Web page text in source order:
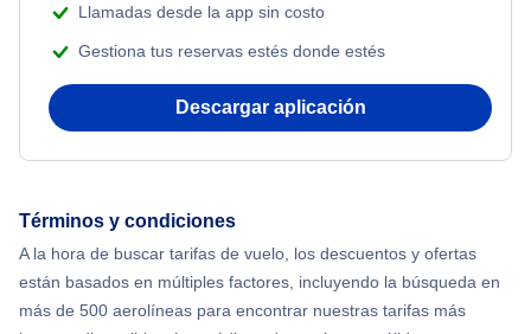
Llamadas desde la app sin costo
Gestiona tus reservas estés donde estés
Descargar aplicación
Términos y condiciones
A la hora de buscar tarifas de vuelo, los descuentos y ofertas
están basados en múltiples factores, incluyendo la búsqueda en
más de 500 aerolíneas para encontrar nuestras tarifas más